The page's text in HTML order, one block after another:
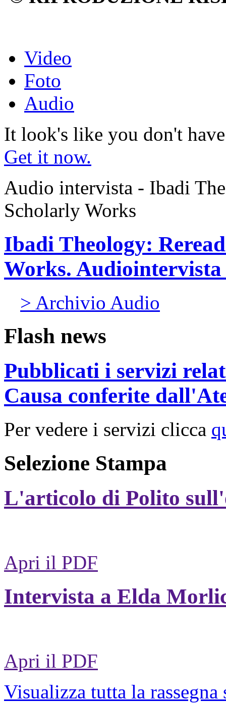
Video
Foto
Audio
It look's like you don't
Get it now.
Audio intervista - Ibadi
Scholarly Works
Ibadi Theology:
Works.
> Archivio Audio
Flash news
Pubblicati i servizi
Causa conferite
Per vedere i servizi clicca
Selezione Stampa
L'articolo di Polito
Apri il PDF
Intervista a Elda
Apri il PDF
Visualizza tutta la rassegna